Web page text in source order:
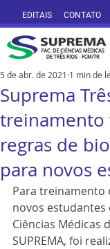
EDITAIS CONTATO
Suprema
treinamento
regras de
para novos
5 de abr. de 2021 1 min de
Para treinamento
novos estudantes
Ciências Médicas
SUPREMA, foi